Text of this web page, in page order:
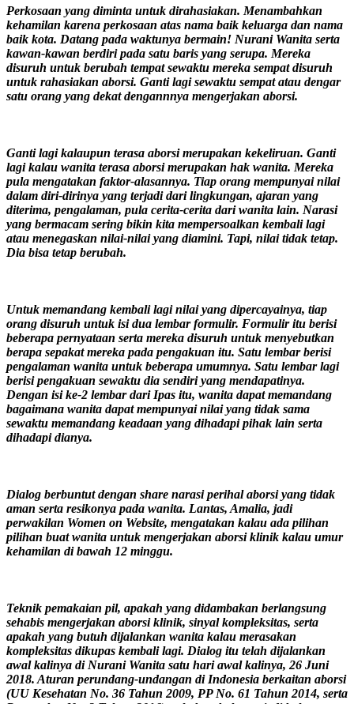
Perkosaan yang diminta untuk dirahasiakan. Menambahkan
kehamilan karena perkosaan atas nama baik keluarga dan nama
baik kota. Datang pada waktunya bermain! Nurani Wanita serta
kawan-kawan berdiri pada satu baris yang serupa. Mereka
disuruh untuk berubah tempat sewaktu mereka sempat disuruh
untuk rahasiakan aborsi. Ganti lagi sewaktu sempat atau dengar
satu orang yang dekat dengannnya mengerjakan aborsi.
Ganti lagi kalaupun terasa aborsi merupakan kekeliruan. Ganti
lagi kalau wanita terasa aborsi merupakan hak wanita. Mereka
pula mengatakan faktor-alasannya. Tiap orang mempunyai nilai
dalam diri-dirinya yang terjadi dari lingkungan, ajaran yang
diterima, pengalaman, pula cerita-cerita dari wanita lain. Narasi
yang bermacam sering bikin kita mempersoalkan kembali lagi
atau menegaskan nilai-nilai yang diamini. Tapi, nilai tidak tetap.
Dia bisa tetap berubah.
Untuk memandang kembali lagi nilai yang dipercayainya, tiap
orang disuruh untuk isi dua lembar formulir. Formulir itu berisi
beberapa pernyataan serta mereka disuruh untuk menyebutkan
berapa sepakat mereka pada pengakuan itu. Satu lembar berisi
pengalaman wanita untuk beberapa umumnya. Satu lembar lagi
berisi pengakuan sewaktu dia sendiri yang mendapatinya.
Dengan isi ke-2 lembar dari Ipas itu, wanita dapat memandang
bagaimana wanita dapat mempunyai nilai yang tidak sama
sewaktu memandang keadaan yang dihadapi pihak lain serta
dihadapi dianya.
Dialog berbuntut dengan share narasi perihal aborsi yang tidak
aman serta resikonya pada wanita. Lantas, Amalia, jadi
perwakilan Women on Website, mengatakan kalau ada pilihan
pilihan buat wanita untuk mengerjakan aborsi klinik kalau umur
kehamilan di bawah 12 minggu.
Teknik pemakaian pil, apakah yang didambakan berlangsung
sehabis mengerjakan aborsi klinik, sinyal kompleksitas, serta
apakah yang butuh dijalankan wanita kalau merasakan
kompleksitas dikupas kembali lagi. Dialog itu telah dijalankan
awal kalinya di Nurani Wanita satu hari awal kalinya, 26 Juni
2018. Aturan perundang-undangan di Indonesia berkaitan aborsi
(UU Kesehatan No. 36 Tahun 2009, PP No. 61 Tahun 2014, serta